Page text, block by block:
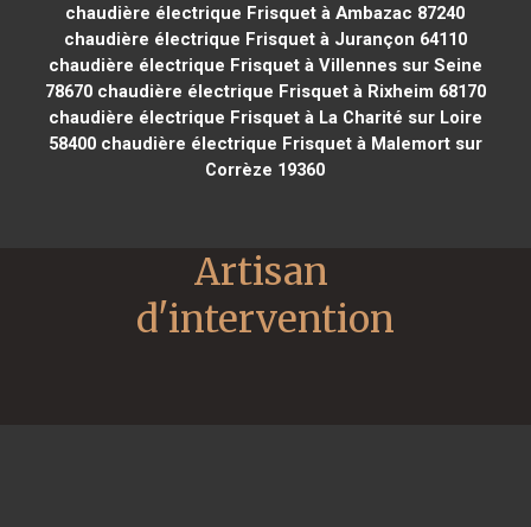
chaudière électrique Frisquet à Ambazac 87240
chaudière électrique Frisquet à Jurançon 64110
chaudière électrique Frisquet à Villennes sur Seine
78670chaudière électrique Frisquet à Rixheim 68170
chaudière électrique Frisquet à La Charité sur Loire
58400chaudière électrique Frisquet à Malemort sur
Corrèze 19360
Artisan
d'intervention